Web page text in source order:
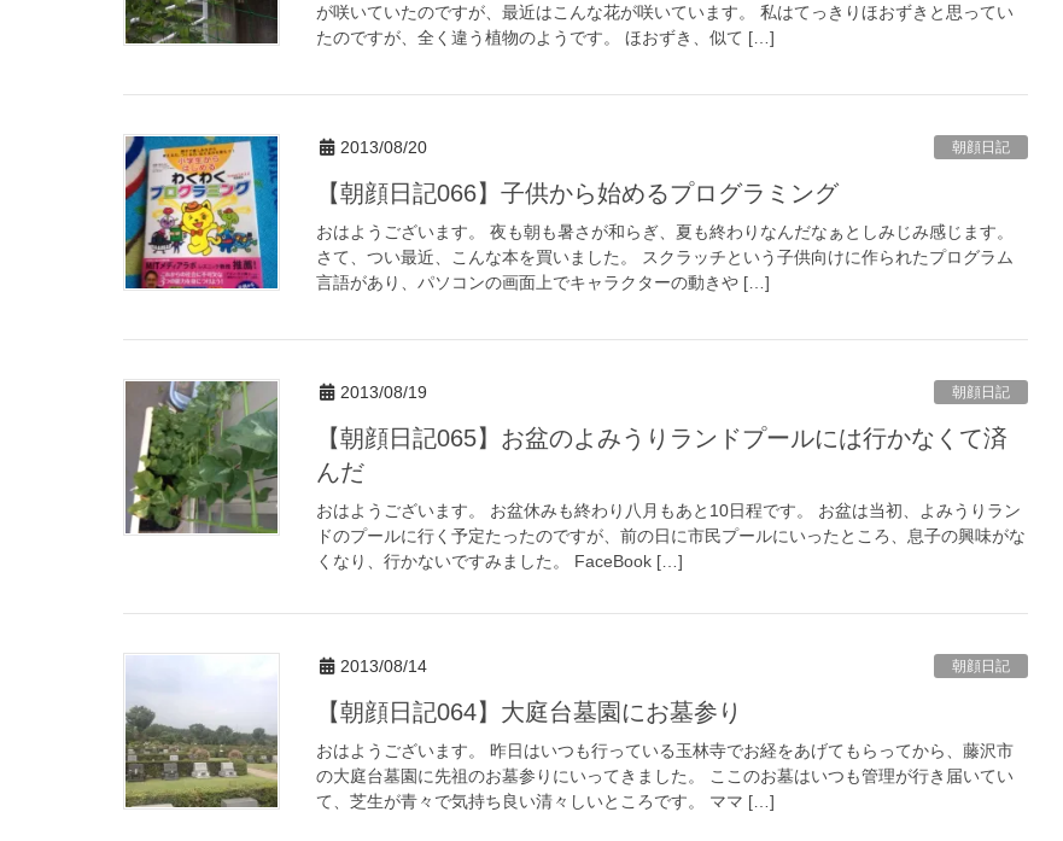
が咲いていたのですが、最近はこんな花が咲いています。 私はてっきりほおずきと思ってい
たのですが、全く違う植物のようです。 ほおずき、似て […]
2013/08/20 朝顔日記
【朝顔日記066】子供から始めるプログラミング
おはようございます。 夜も朝も暑さが和らぎ、夏も終わりなんだなぁとしみじみ感じます。
さて、つい最近、こんな本を買いました。 スクラッチという子供向けに作られたプログラム
言語があり、パソコンの画面上でキャラクターの動きや […]
2013/08/19 朝顔日記
【朝顔日記065】お盆のよみうりランドプールには行かなくて済
んだ
おはようございます。 お盆休みも終わり八月もあと10日程です。 お盆は当初、よみうりラン
ドのプールに行く予定たったのですが、前の日に市民プールにいったところ、息子の興味がな
くなり、行かないですみました。 FaceBook […]
2013/08/14 朝顔日記
【朝顔日記064】大庭台墓園にお墓参り
おはようございます。 昨日はいつも行っている玉林寺でお経をあげてもらってから、藤沢市
の大庭台墓園に先祖のお墓参りにいってきました。 ここのお墓はいつも管理が行き届いてい
て、芝生が青々で気持ち良い清々しいところです。 ママ […]